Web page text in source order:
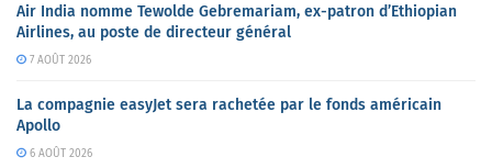
Air India nomme Tewolde Gebremariam, ex-patron d’Ethiopian
Airlines, au poste de directeur général
7 AOÛT 2026
La compagnie easyJet sera rachetée par le fonds américain
Apollo
6 AOÛT 2026